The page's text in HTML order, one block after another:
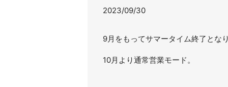
2023/09/30
9月をもってサマータイム終了とな
10月より通常営業モード。